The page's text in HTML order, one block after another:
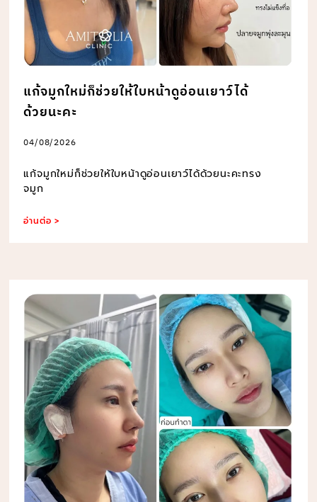
แก้จมูกใหม่ก็ช่วยให้ใบหน้าดูอ่อนเยาว์ได้
ด้วยนะคะ
04/08/2026
แก้จมูกใหม่ก็ช่วยให้ใบหน้าดูอ่อนเยาว์ได้ด้วยนะคะทรง
จมูก
อ่านต่อ >